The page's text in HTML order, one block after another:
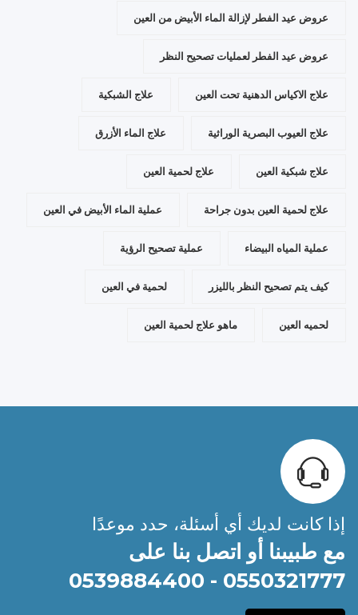
عروض عيد الفطر لإزالة الماء الأبيض من العين
عروض عيد الفطر لعمليات تصحيح النظر
علاج الاكياس الدهنية تحت العين علاج الشبكية
علاج العيوب البصرية الوراثية علاج الماء الأزرق
علاج شبكية العين علاج لحمية العين
علاج لحمية العين بدون جراحة عملية الماء الأبيض في العين
عملية المياه البيضاء عملية تصحيح الرؤية
كيف يتم تصحيح النظر بالليزر لحمية في العين
لحميه العين ماهو علاج لحمية العين
إذا كانت لديك أي أسئلة، حدد موعدًا
مع طبيبنا أو اتصل بنا على
0550321777 - 0539884400